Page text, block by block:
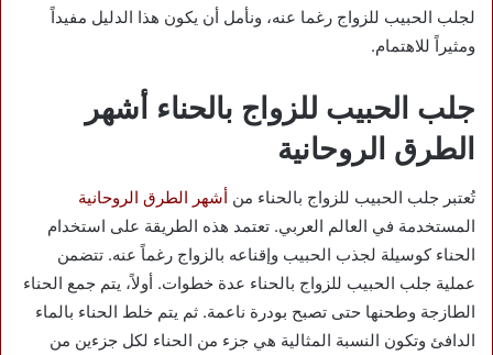
لجلب الحبيب للزواج رغما عنه، ونأمل أن يكون هذا الدليل مفيداً
ومثيراً للاهتمام.
جلب الحبيب للزواج بالحناء أشهر
الطرق الروحانية
تُعتبر جلب الحبيب للزواج بالحناء من أشهر الطرق الروحانية
المستخدمة في العالم العربي. تعتمد هذه الطريقة على استخدام
الحناء كوسيلة لجذب الحبيب وإقناعه بالزواج رغماً عنه. تتضمن
عملية جلب الحبيب للزواج بالحناء عدة خطوات. أولاً، يتم جمع الحناء
الطازجة وطحنها حتى تصبح بودرة ناعمة. ثم يتم خلط الحناء بالماء
الدافئ وتكون النسبة المثالية هي جزء من الحناء لكل جزءين من